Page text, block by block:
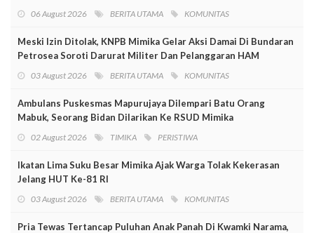
06 August 2026 BERITA UTAMA KOMUNITAS
Meski Izin Ditolak, KNPB Mimika Gelar Aksi Damai Di Bundaran
Petrosea Soroti Darurat Militer Dan Pelanggaran HAM
03 August 2026 BERITA UTAMA KOMUNITAS
Ambulans Puskesmas Mapurujaya Dilempari Batu Orang
Mabuk, Seorang Bidan Dilarikan Ke RSUD Mimika
02 August 2026 TIMIKA PERISTIWA
Ikatan Lima Suku Besar Mimika Ajak Warga Tolak Kekerasan
Jelang HUT Ke-81 RI
03 August 2026 BERITA UTAMA KOMUNITAS
Pria Tewas Tertancap Puluhan Anak Panah Di Kwamki Narama,